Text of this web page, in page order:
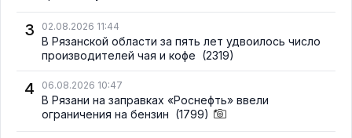
3 02.08.2026 11:44
В Рязанской области за пять лет удвоилось число
производителей чая и кофе (2319)
4 06.08.2026 10:47
В Рязани на заправках «Роснефть» ввели
ограничения на бензин (1799)